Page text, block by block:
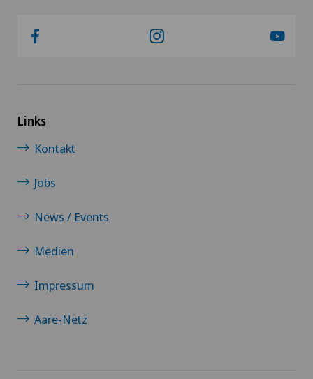
Links
Kontakt
Jobs
News / Events
Medien
Impressum
Aare-Netz